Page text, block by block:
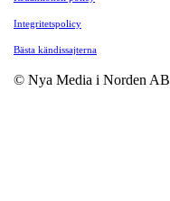
Integritetspolicy
Bästa kändissajterna
© Nya Media i Norden AB